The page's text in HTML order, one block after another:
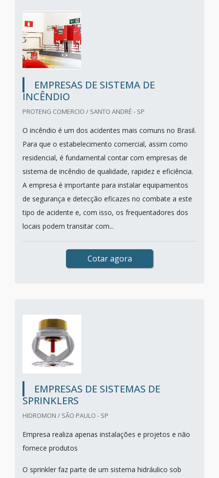
EMPRESAS DE SISTEMA DE
INCÊNDIO
PROTENG COMERCIO / SANTO ANDRÉ - SP
O incêndio é um dos acidentes mais comuns no Brasil.
Para que o estabelecimento comercial, assim como
residencial, é fundamental contar com empresas de
sistema de incêndio de qualidade, rapidez e eficiência.
A empresa é importante para instalar equipamentos
de segurança e detecção eficazes no combate a este
tipo de acidente e, com isso, os frequentadores dos
locais podem transitar com...
Cotar agora
EMPRESAS DE SISTEMAS DE
SPRINKLERS
HIDROMON / SÃO PAULO - SP
Empresa realiza apenas instalações e projetos e não
fornece produtos
O sprinkler faz parte de um sistema hidráulico sob